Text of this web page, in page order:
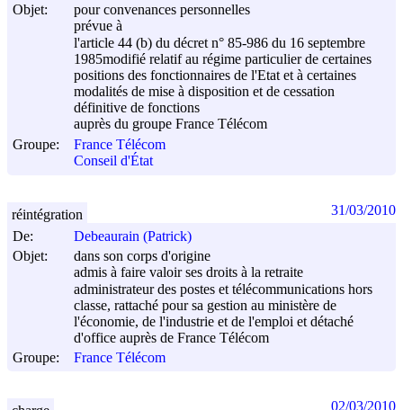
Objet:
pour convenances personnelles
prévue à
l'article 44 (b) du décret n° 85-986 du 16 septembre
1985modifié relatif au régime particulier de certaines
positions des fonctionnaires de l'Etat et à certaines
modalités de mise à disposition et de cessation
définitive de fonctions
auprès du groupe France Télécom
Groupe:
France Télécom
Conseil d'État
De:
Debeaurain (Patrick)
Objet:
dans son corps d'origine
admis à faire valoir ses droits à la retraite
administrateur des postes et télécommunications hors
classe, rattaché pour sa gestion au ministère de
l'économie, de l'industrie et de l'emploi et détaché
d'office auprès de France Télécom
Groupe:
France Télécom
réintégration 31/03/2010
02/03/2010